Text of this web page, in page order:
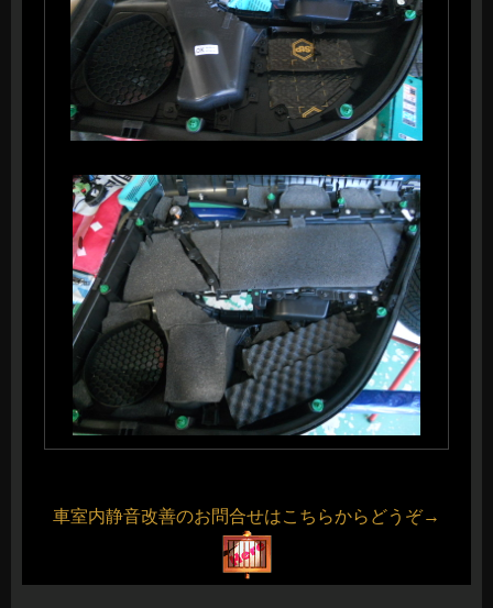
車室内静音改善のお問合せはこちらからどうぞ→